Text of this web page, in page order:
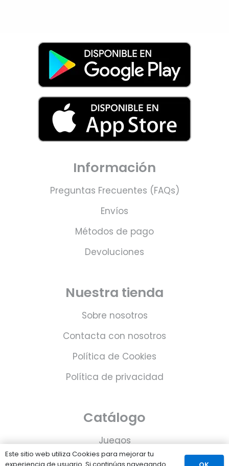
Información
Preguntas Frecuentes (FAQs)
Envíos
Métodos de pago
Devoluciones
Nuestra tienda
Sobre nosotros
Contacta con nosotros
Política de Cookies
Política de privacidad
Catálogo
Juegos
Consolas
Este sitio web utiliza Cookies para mejorar tu